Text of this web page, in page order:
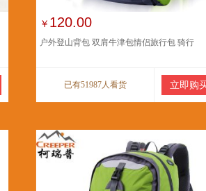
￥ 120.00
户外登山背包 双肩牛津包情侣旅行包 骑行
已有51987人看货 立即购